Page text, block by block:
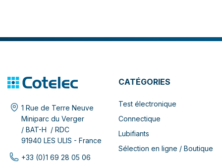
1 Rue de Terre Neuve
Miniparc du Verger
/ BAT-H / RDC
91940 LES ULIS - France
+33 (0)1 69 28 05 06
CATÉGORIES
Test électronique
Connectique
Lubifiants
Sélection en ligne / Boutique